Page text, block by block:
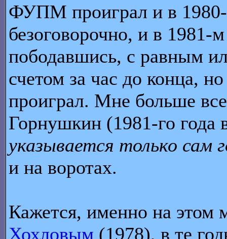
ФУПМ проиграл и в
безоговорочно, и в 1981-
пободавшись, с равным
счетом за час до конца,
проиграл. Мне больше
Горнушкин (1981-го года
указывается только сам
и на воротах.
Кажется, именно на этом
Хохловым (1978), в те